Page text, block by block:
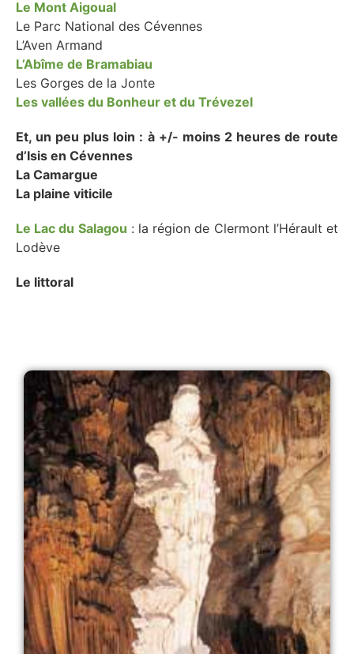
Le Mont Aigoual
Le Parc National des Cévennes
L’Aven Armand
L’Abîme de Bramabiau
Les Gorges de la Jonte
Les vallées du Bonheur et du Trévezel
Et, un peu plus loin : à +/- moins 2 heures de route
d’Isis en Cévennes
La Camargue
La plaine viticile
Le Lac du Salagou : la région de Clermont l’Hérault et
Lodève
Le littoral